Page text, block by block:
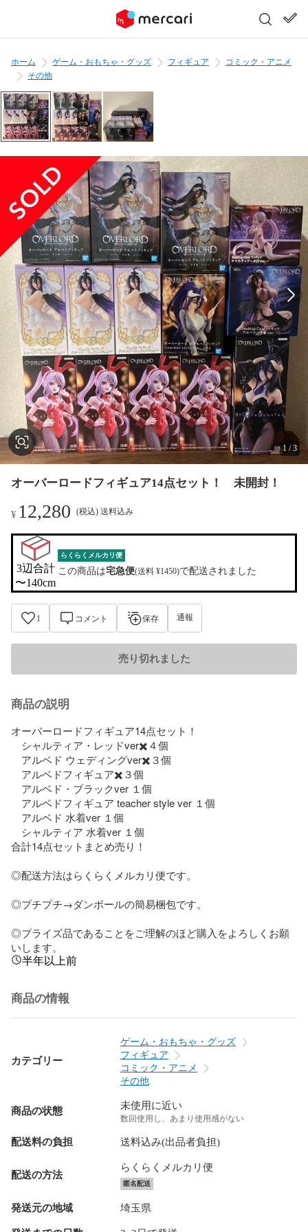
ホーム ゲーム・おもちゃ・グッズ フィギュア
コミック・アニメ
その他
1 /3
オーバーロードフィギュア14点セット！ 未開封！
¥ 12,280 (税込) 送料込み
3辺合計
〜140cm
らくらくメルカリ便
この商品は宅急便(送料 ¥1450)で配送されました
1 コメント 保存 通報
売り切れました
商品の説明
オーバーロードフィギュア14点セット！
シャルティア・レッドver✖️４個
アルベド ウェディングver✖️３個
アルベドフィギュア✖️３個
アルベド・ブラックver １個
アルベドフィギュア teacher style ver １個
アルベド 水着ver １個
シャルティア 水着ver １個
合計14点セットまとめ売り！
◎配送方法はらくらくメルカリ便です。
◎プチプチ→ダンボールの簡易梱包です。
◎プライズ品であることをご理解のほど購入をよろしくお願
いします。
半年以上前
商品の情報
カテゴリー
ゲーム・おもちゃ・グッズ
フィギュア
コミック・アニメ
その他
商品の状態 未使用に近い
数回使用し、あまり使用感がない
配送料の負担 送料込み(出品者負担)
配送の方法
らくらくメルカリ便
匿名配送
発送元の地域 埼玉県